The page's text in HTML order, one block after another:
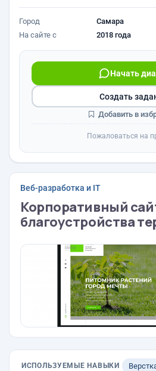
Город
Самара
На сайте с
2018 года
Начать
Создать
Добавить в
Пожаловаться на
Веб-разработка и IT
Корпоративный
благоустройства
ИСПОЛЬЗУЕМЫЕ НАВЫКИ